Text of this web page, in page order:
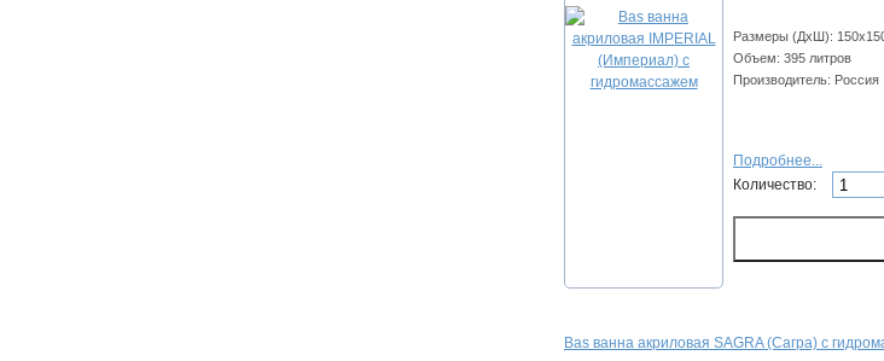
Размеры (ДхШ):
Объем: 395 литров
Производитель: Россия
Подробнее...
Количество:
Bas ванна акриловая SAGRA (Сагра) с